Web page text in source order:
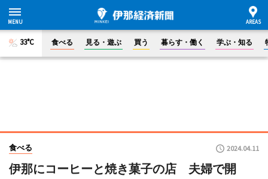
33°C 食べる 見る・遊ぶ 買う 暮らす・働く 学ぶ・知る
食べる 2024.04.11
伊那にコーヒーと焼き菓子の店 夫婦で開